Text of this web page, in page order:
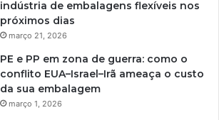
indústria de embalagens flexíveis nos
próximos dias
março 21, 2026
PE e PP em zona de guerra: como o
conflito EUA–Israel–Irã ameaça o custo
da sua embalagem
março 1, 2026